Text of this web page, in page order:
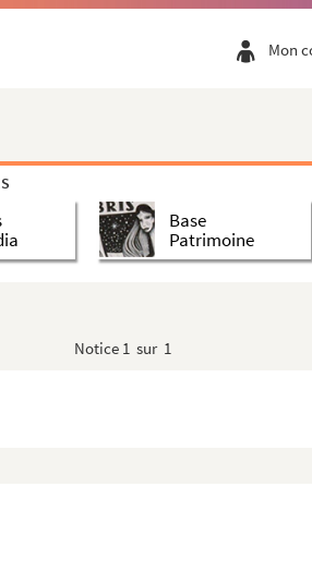
Mon
Base
Patrimoine
Notice 1 sur 1
lilloises